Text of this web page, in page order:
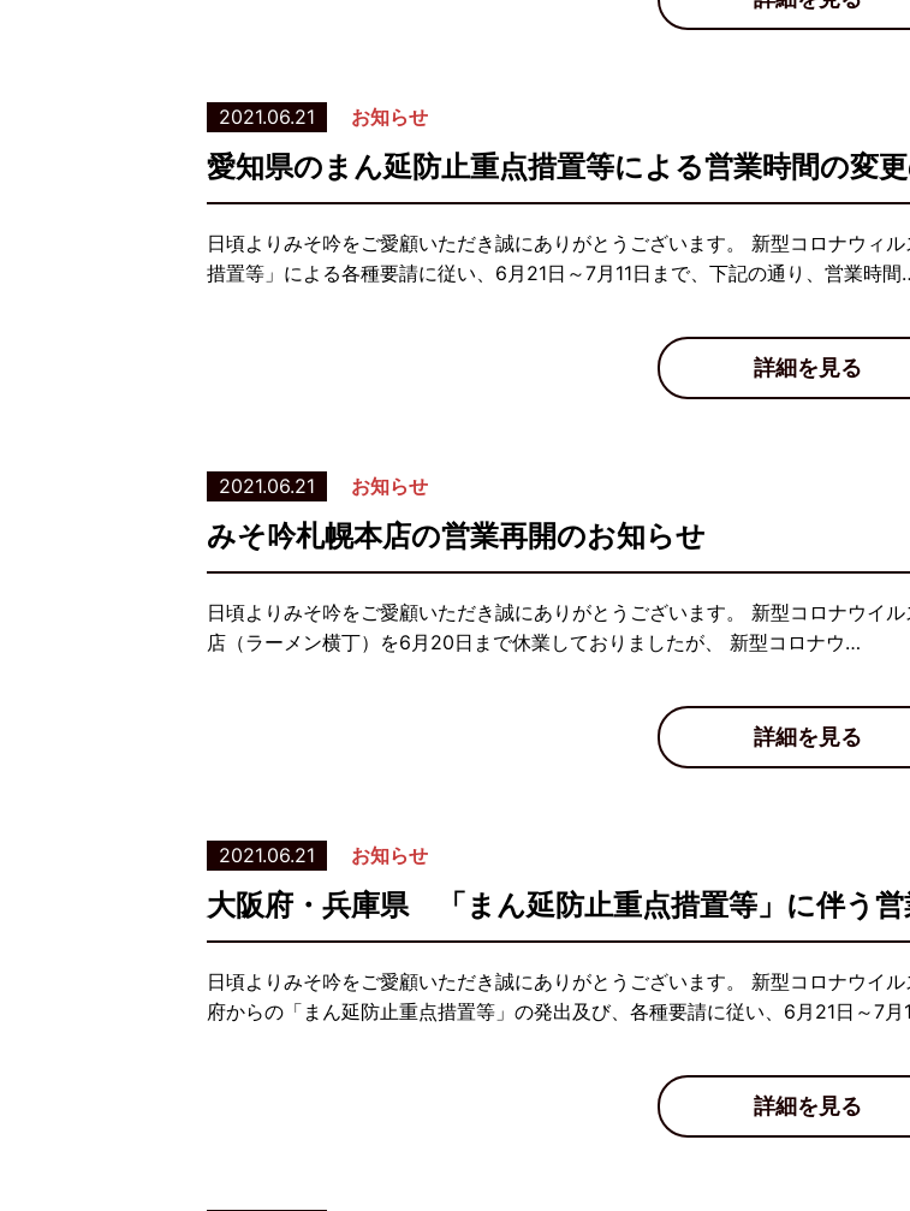
2021.06.21 お知らせ
愛知県のまん延防止重点措置等による営業時間の変
日頃よりみそ吟をご愛顧いただき誠にありがとうございます。 新型コロナウィ
措置等」による各種要請に従い、6月21日～7月11日まで、下記の通り、営業時間
詳細を見る
2021.06.21 お知らせ
みそ吟札幌本店の営業再開のお知らせ
日頃よりみそ吟をご愛顧いただき誠にありがとうございます。 新型コロナウイ
店（ラーメン横丁）を6月20日まで休業しておりましたが、 新型コロナウ…
詳細を見る
2021.06.21 お知らせ
大阪府・兵庫県 「まん延防止重点措置等」に伴う
日頃よりみそ吟をご愛顧いただき誠にありがとうございます。 新型コロナウイ
府からの「まん延防止重点措置等」の発出及び、各種要請に従い、6月21日～7月
詳細を見る